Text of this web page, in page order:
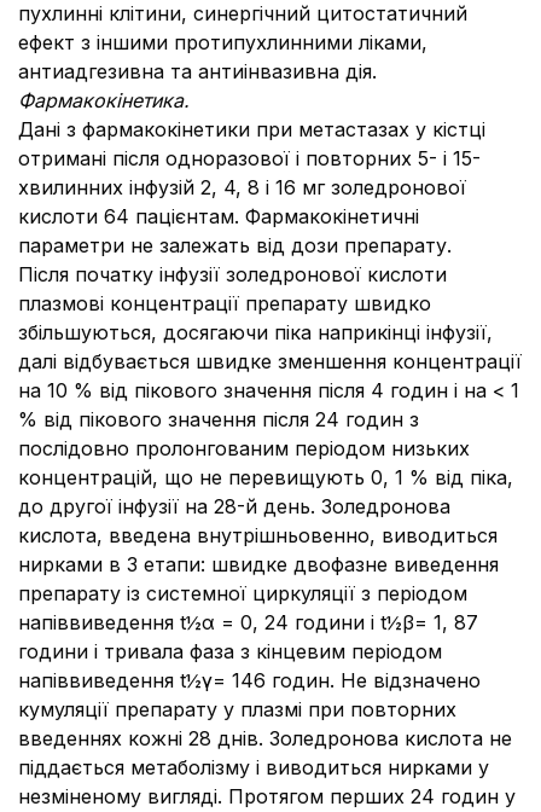
пухлинні клітини, синергічний цитостатичний
ефект з іншими протипухлинними ліками,
антиадгезивна та антиінвазивна дія.
Фармакокінетика.
Дані з фармакокінетики при метастазах у кістці
отримані після одноразової і повторних 5- і 15-
хвилинних інфузій 2, 4, 8 і 16 мг золедронової
кислоти 64 пацієнтам. Фармакокінетичні
параметри не залежать від дози препарату.
Після початку інфузії золедронової кислоти
плазмові концентрації препарату швидко
збільшуються, досягаючи піка наприкінці інфузії,
далі відбувається швидке зменшення концентрації
на 10 % від пікового значення після 4 годин і на < 1
% від пікового значення після 24 годин з
послідовно пролонгованим періодом низьких
концентрацій, що не перевищують 0, 1 % від піка,
до другої інфузії на 28-й день. Золедронова
кислота, введена внутрішньовенно, виводиться
нирками в 3 етапи: швидке двофазне виведення
препарату із системної циркуляції з періодом
напіввиведення t½α = 0, 24 години і t½β= 1, 87
години і тривала фаза з кінцевим періодом
напіввиведення t½γ= 146 годин. Не відзначено
кумуляції препарату у плазмі при повторних
введеннях кожні 28 днів. Золедронова кислота не
піддається метаболізму і виводиться нирками у
незміненому вигляді. Протягом перших 24 годин у